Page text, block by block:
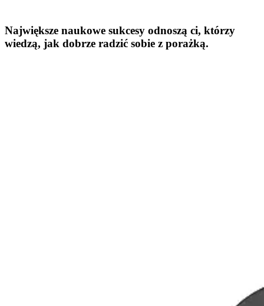
Największe naukowe sukcesy odnoszą ci, którzy
wiedzą, jak dobrze radzić sobie z porażką.